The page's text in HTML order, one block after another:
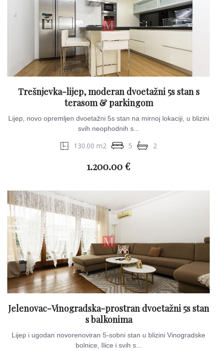
Trešnjevka-lijep, moderan dvoetažni 5s stan s
terasom & parkingom
Lijep, novo opremljen dvoetažni 5s stan na mirnoj lokaciji, u blizini
svih neophodnih s...
130.00 m2 5 2
1.200.00 €
Jelenovac-Vinogradska-prostran dvoetažni 5s stan
s balkonima
Lijep i ugodan novorenoviran 5-sobni stan u blizini Vinogradske
bolnice, Ilice i svih s...